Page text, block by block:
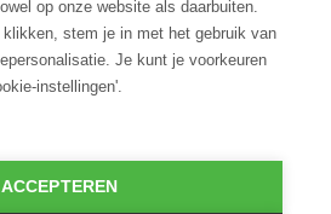
op onze website als daarbuiten.
klikken, stem je in met het gebruik van
Je kunt je voorkeuren
instellingen'.
ACCEPTEREN